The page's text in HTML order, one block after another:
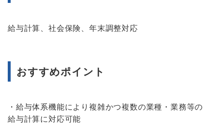
給与計算、社会保険、年末調整対応
おすすめポイント
・給与体系機能により複雑かつ複数の業種・業務等の
給与計算に対応可能